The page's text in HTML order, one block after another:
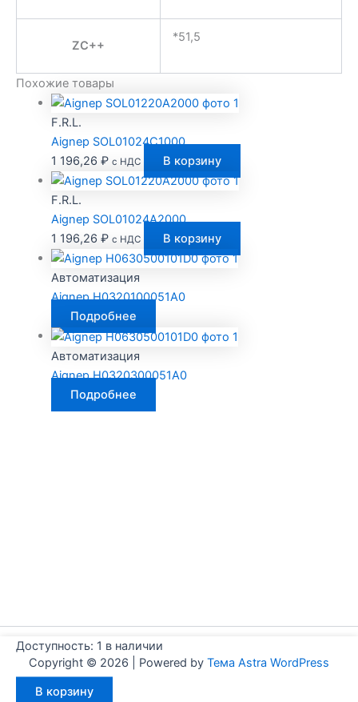
ZC++
*51,5
Похожие товары
F.R.L.
Aignep SOL01024C1000
1 196,26 ₽ с НДС В корзину
F.R.L.
Aignep SOL01024A2000
1 196,26 ₽ с НДС В корзину
Автоматизация
Aignep H0320100051A0
Подробнее
Автоматизация
Aignep H0320300051A0
Подробнее
Copyright © 2026 | Powered by Тема Astra WordPress
Доступность: 1 в наличии
товара
В корзину